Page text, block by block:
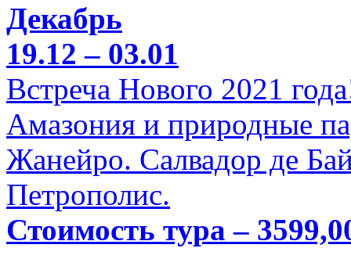
Декабрь
19.12 – 03.01
Встреча Нового 2021
Амазония и природные
Жанейро. Салвадор де
Петрополис.
Стоимость тура –